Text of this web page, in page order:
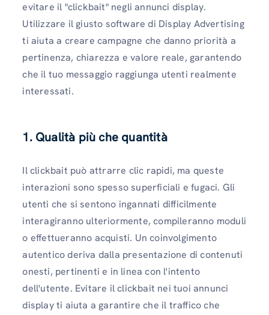
evitare il "clickbait" negli annunci display.
Utilizzare il giusto software di Display Advertising
ti aiuta a creare campagne che danno priorità a
pertinenza, chiarezza e valore reale, garantendo
che il tuo messaggio raggiunga utenti realmente
interessati.
1. Qualità più che quantità
Il clickbait può attrarre clic rapidi, ma queste
interazioni sono spesso superficiali e fugaci. Gli
utenti che si sentono ingannati difficilmente
interagiranno ulteriormente, compileranno moduli
o effettueranno acquisti. Un coinvolgimento
autentico deriva dalla presentazione di contenuti
onesti, pertinenti e in linea con l'intento
dell'utente. Evitare il clickbait nei tuoi annunci
display ti aiuta a garantire che il traffico che